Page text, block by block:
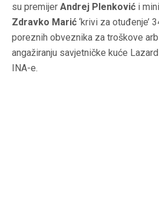
su premijer Andrej Plenković i
Zdravko Marić ‘krivi za otuđenje’
poreznih obveznika za troškove
angažiranju savjetničke kuće
INA-e.